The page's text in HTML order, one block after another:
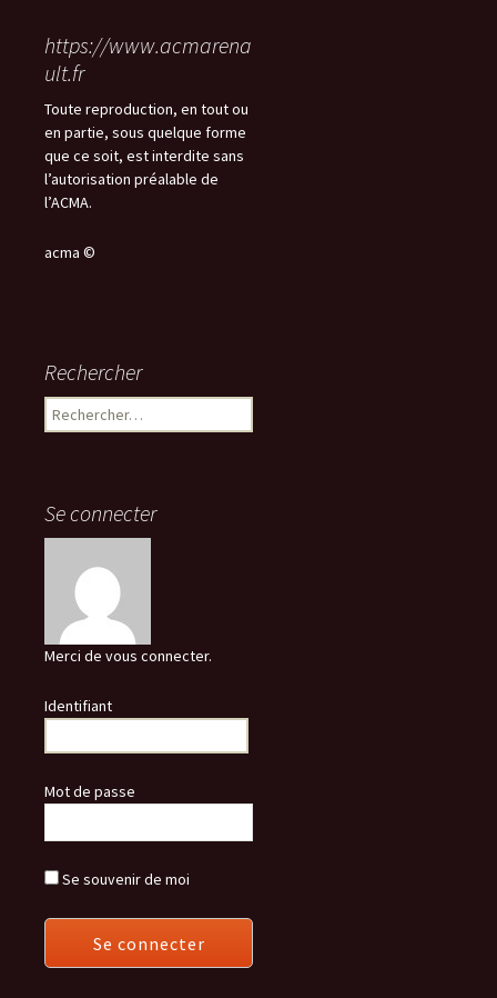
https://www.acmarena
ult.fr
Toute reproduction, en tout ou
en partie, sous quelque forme
que ce soit, est interdite sans
l’autorisation préalable de
l’ACMA.
acma ©
Rechercher
Rechercher :
Se connecter
Merci de vous connecter.
Identifiant
Mot de passe
Se souvenir de moi